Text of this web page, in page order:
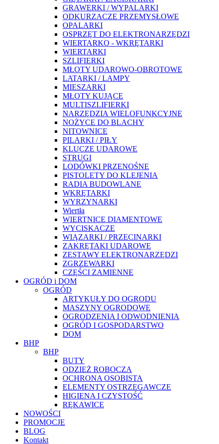
GRAWERKI / WYPALARKI
ODKURZACZE PRZEMYSŁOWE
OPALARKI
OSPRZĘT DO ELEKTRONARZĘDZI
WIERTARKO - WKRĘTARKI
WIERTARKI
SZLIFIERKI
MŁOTY UDAROWO-OBROTOWE
LATARKI / LAMPY
MIESZARKI
MŁOTY KUJĄCE
MULTISZLIFIERKI
NARZĘDZIA WIELOFUNKCYJNE
NOŻYCE DO BLACHY
NITOWNICE
PILARKI / PIŁY
KLUCZE UDAROWE
STRUGI
LODÓWKI PRZENOŚNE
PISTOLETY DO KLEJENIA
RADIA BUDOWLANE
WKRĘTARKI
WYRZYNARKI
Wiertła
WIERTNICE DIAMENTOWE
WYCISKACZE
WIĄZARKI / PRZECINARKI
ZAKRĘTAKI UDAROWE
ZESTAWY ELEKTRONARZĘDZI
ZGRZEWARKI
CZĘŚCI ZAMIENNE
OGRÓD i DOM
OGRÓD
ARTYKUŁY DO OGRODU
MASZYNY OGRODOWE
OGRODZENIA I ODWODNIENIA
OGRÓD I GOSPODARSTWO
DOM
BHP
BHP
BUTY
ODZIEŻ ROBOCZA
OCHRONA OSOBISTA
ELEMENTY OSTRZEGAWCZE
HIGIENA I CZYSTOŚĆ
RĘKAWICE
NOWOŚCI
PROMOCJE
BLOG
Kontakt